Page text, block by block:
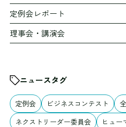
定例会レポート
理事会・講演会
ニュースタグ
定例会 ビジネスコンテスト
ネクストリーダー委員会
ヒュー